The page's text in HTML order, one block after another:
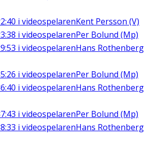
i videospelarenKent Persson (V)
i videospelarenPer Bolund (Mp)
i videospelarenHans Rothenberg
i videospelarenPer Bolund (Mp)
i videospelarenHans Rothenberg
i videospelarenPer Bolund (Mp)
i videospelarenHans Rothenberg